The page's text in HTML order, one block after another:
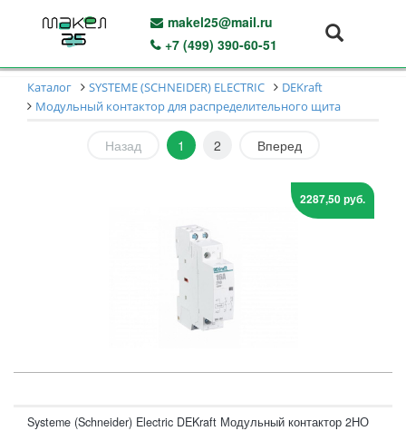
makel25@mail.ru
+7 (499) 390-60-51
Каталог SYSTEME (SCHNEIDER) ELECTRIC
DEKraft
Модульный контактор для распределительного щита
Назад 1 2 Вперед
2287,50 руб.
Systeme (Schneider) Electric DEKraft Модульный контактор 2НО